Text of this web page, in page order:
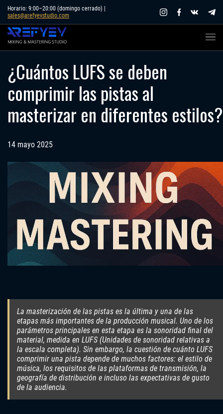
Skip
content
Horario: 9:00–20:00 (domingo cerrado) |
sales@arefyevstudio.com
¿Cuántos LUFS se deben
comprimir las pistas al
masterizar en diferentes estilos?
14 mayo 2025
La masterización de las pistas es la última y una de las
etapas más importantes de la producción musical. Uno de los
parámetros principales en esta etapa es la sonoridad final del
material, medida en LUFS (Unidades de sonoridad relativas a
la escala completa). Sin embargo, la cuestión de cuánto LUFS
comprimir una pista depende de muchos factores: el estilo de
música, los requisitos de las plataformas de transmisión, la
geografía de distribución e incluso las expectativas de gusto
de la audiencia.